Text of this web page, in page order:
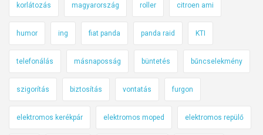
korlátozás magyarország roller citroen ami
humor ing fiat panda panda raid KTI
telefonálás másnaposság büntetés bűncselekmény
szigorítás biztosítás vontatás furgon
elektromos kerékpár elektromos moped elektromos repülő